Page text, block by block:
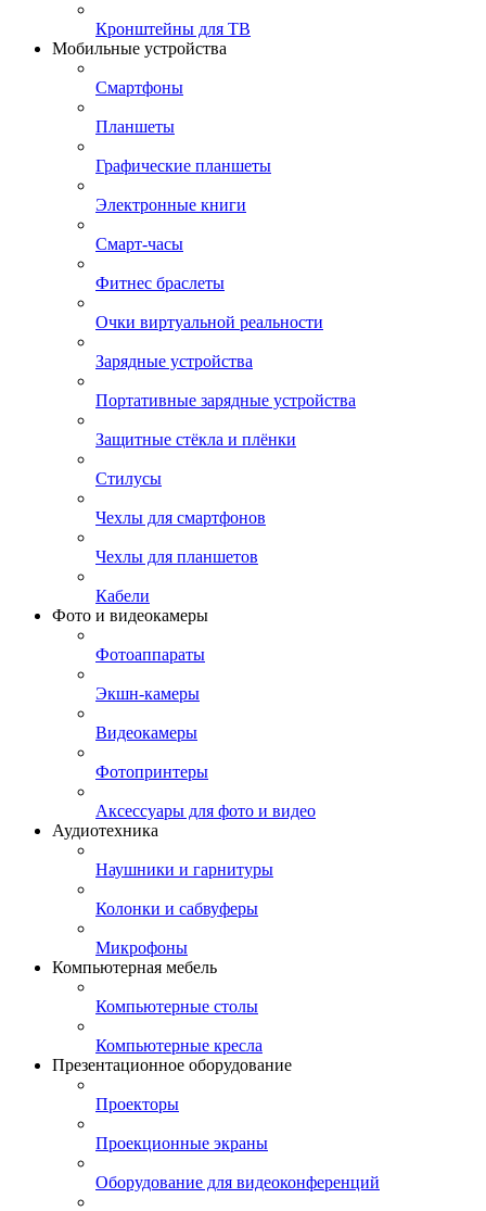
Кронштейны для ТВ
Мобильные устройства
Смартфоны
Планшеты
Графические планшеты
Электронные книги
Смарт-часы
Фитнес браслеты
Очки виртуальной реальности
Зарядные устройства
Портативные зарядные устройства
Защитные стёкла и плёнки
Стилусы
Чехлы для смартфонов
Чехлы для планшетов
Кабели
Фото и видеокамеры
Фотоаппараты
Экшн-камеры
Видеокамеры
Фотопринтеры
Аксессуары для фото и видео
Аудиотехника
Наушники и гарнитуры
Колонки и сабвуферы
Микрофоны
Компьютерная мебель
Компьютерные столы
Компьютерные кресла
Презентационное оборудование
Проекторы
Проекционные экраны
Оборудование для видеоконференций